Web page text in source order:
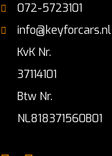
072-5723101
info@keyforcars.nl
KvK Nr.
37114101
Btw Nr.
NL818371560B01